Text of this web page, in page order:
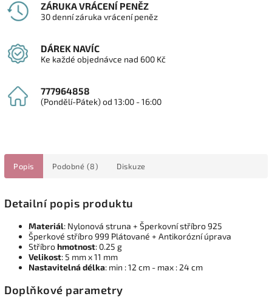
ZÁRUKA VRÁCENÍ PENĚZ
30 denní záruka vrácení peněz
DÁREK NAVÍC
Ke každé objednávce nad 600 Kč
777964858
(Pondělí-Pátek) od 13:00 - 16:00
Popis Podobné (8) Diskuze
Detailní popis produktu
Materiál: Nylonová struna + Šperkovní stříbro 925
Šperkové stříbro 999 Plátované + Antikorózní úprava
Stříbrohmotnost: 0.25 g
Velikost: 5 mm x 11 mm
Nastavitelná délka: min : 12 cm - max : 24 cm
Doplňkové parametry